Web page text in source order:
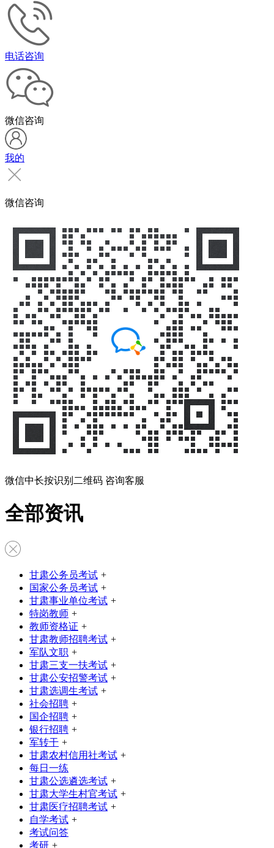
电话咨询
微信咨询
我的
微信咨询
微信中长按识别二维码 咨询客服
全部资讯
甘肃公务员考试 +
国家公务员考试 +
甘肃事业单位考试 +
特岗教师 +
教师资格证 +
甘肃教师招聘考试 +
军队文职 +
甘肃三支一扶考试 +
甘肃公安招警考试 +
甘肃选调生考试 +
社会招聘 +
国企招聘 +
银行招聘 +
军转干 +
甘肃农村信用社考试 +
每日一练
甘肃公选遴选考试 +
甘肃大学生村官考试 +
甘肃医疗招聘考试 +
自学考试 +
考试问答
考研 +